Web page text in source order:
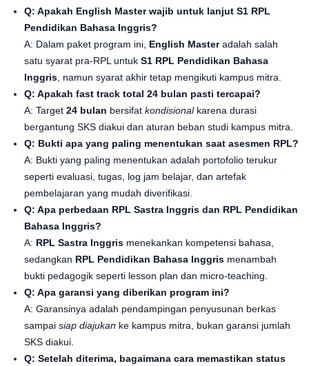
Q: Apakah English Master wajib untuk lanjut S1 RPL
Pendidikan Bahasa Inggris?
A: Dalam paket program ini, English Masteradalah salah
satu syarat pra-RPL untuk S1 RPL Pendidikan Bahasa
Inggris , namun syarat akhir tetap mengikuti kampus mitra.
Q: Apakah fast track total 24 bulan pasti tercapai?
A: Target 24 bulan bersifat kondisionalkarena durasi
bergantung SKS diakui dan aturan beban studi kampus mitra.
Q: Bukti apa yang paling menentukan saat asesmen RPL?
A: Bukti yang paling menentukan adalah portofolio terukur
seperti evaluasi, tugas, log jam belajar, dan artefak
pembelajaran yang mudah diverifikasi.
Q: Apa perbedaan RPL Sastra Inggris dan RPL Pendidikan
Bahasa Inggris?
A: RPL Sastra Inggris menekankan kompetensi bahasa,
sedangkan RPL Pendidikan Bahasa Inggris menambah
bukti pedagogik seperti lesson plan dan micro-teaching.
Q: Apa garansi yang diberikan program ini?
A: Garansinya adalah pendampingan penyusunan berkas
sampai siap diajukan ke kampus mitra, bukan garansi jumlah
SKS diakui.
Q: Setelah diterima, bagaimana cara memastikan status